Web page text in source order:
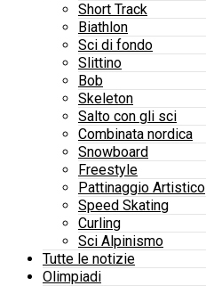
Short Track
Biathlon
Sci di fondo
Slittino
Bob
Skeleton
Salto con gli sci
Combinata nordica
Snowboard
Freestyle
Pattinaggio Artistico
Speed Skating
Curling
Sci Alpinismo
Tutte le notizie
Olimpiadi